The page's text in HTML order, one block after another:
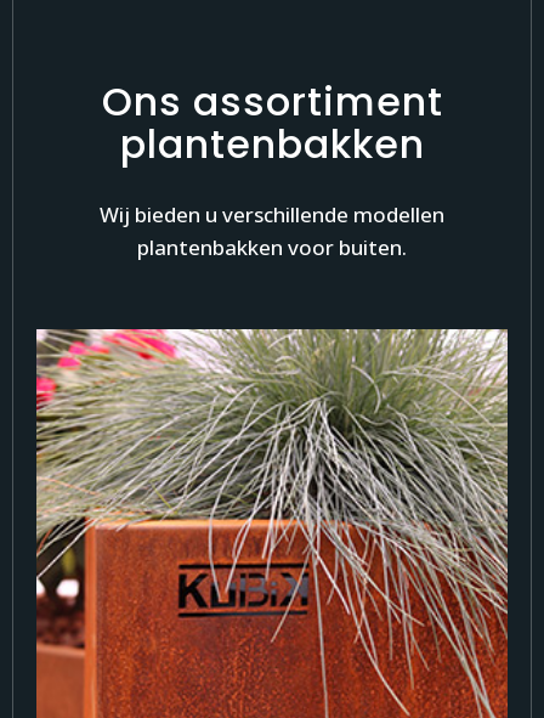
Ons assortiment
plantenbakken
Wij bieden u verschillende modellen
plantenbakken voor buiten.